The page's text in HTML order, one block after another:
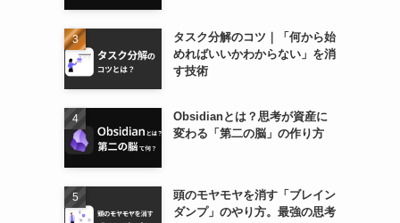
タスク分解のコツ｜「何から始
めればいいかわからない」を消
す技術
Obsidianとは？思考が資産に
変わる「第二の脳」の作り方
頭のモヤモヤを消す「ブレイン
ダンプ」のやり方。最強の思考